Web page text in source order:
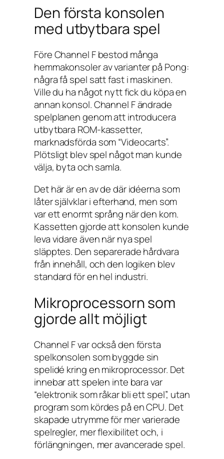
Den första konsolen
med utbytbara spel
Före Channel F bestod många
hemmakonsoler av varianter på Pong:
några få spel satt fast i maskinen.
Ville du ha något nytt fick du köpa en
annan konsol. Channel F ändrade
spelplanen genom att introducera
utbytbara ROM-kassetter,
marknadsförda som “Videocarts”.
Plötsligt blev spel något man kunde
välja, byta och samla.
Det här är en av de där idéerna som
låter självklar i efterhand, men som
var ett enormt språng när den kom.
Kassetten gjorde att konsolen kunde
leva vidare även när nya spel
släpptes. Den separerade hårdvara
från innehåll, och den logiken blev
standard för en hel industri.
Mikroprocessorn som
gjorde allt möjligt
Channel F var också den första
spelkonsolen som byggde sin
spelidé kring en mikroprocessor. Det
innebar att spelen inte bara var
“elektronik som råkar bli ett spel”, utan
program som kördes på en CPU. Det
skapade utrymme för mer varierade
spelregler, mer flexibilitet och, i
förlängningen, mer avancerade spel.